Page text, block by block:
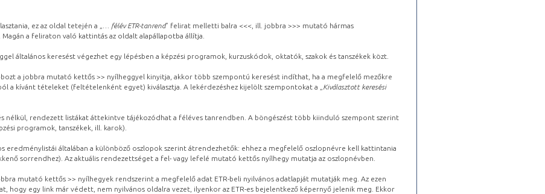
ez az oldal tetején a „ … félév ETR-tanrend” felirat melletti balra <<<, ill. jobbra >>> mutató hármas
a feliraton való kattintás az oldalt alapállapotba állítja.
általános keresést végezhet egy lépésben a képzési programok, kurzuskódok, oktatók, szakok és tanszékek közt.
a jobbra mutató kettős >> nyílheggyel kinyitja, akkor több szempontú keresést indíthat, ha a megfelelő mezőkre
a kívánt tételeket (feltételenként egyet) kiválasztja. A lekérdezéshez kijelölt szempontokat a „ Kiválasztott keresési
nélkül, rendezett listákat áttekintve tájékozódhat a féléves tanrendben. A böngészést több kiinduló szempont szerint
programok, tanszékek, ill. karok).
eredménylistái általában a különböző oszlopok szerint átrendezhetők: ehhez a megfelelő oszlopnévre kell kattintania
sorrendhez). Az aktuális rendezettséget a fel- vagy lefelé mutató kettős nyílhegy mutatja az oszlopnévben.
mutató kettős >> nyílhegyek rendszerint a megfelelő adat ETR-beli nyilvános adatlapját mutatják meg. Az ezen
hogy egy link már védett, nem nyilvános oldalra vezet, ilyenkor az ETR-es bejelentkező képernyő jelenik meg. Ekkor